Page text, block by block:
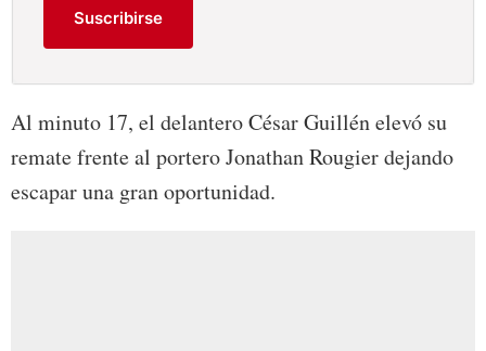
Suscribirse
Al minuto 17, el delantero César Guillén elevó su
remate frente al portero Jonathan Rougier dejando
escapar una gran oportunidad.